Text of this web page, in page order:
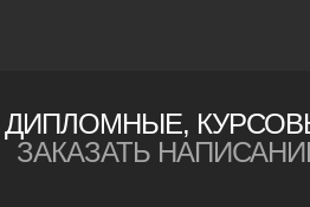
ДИПЛОМНЫЕ,
ЗАКАЗАТЬ